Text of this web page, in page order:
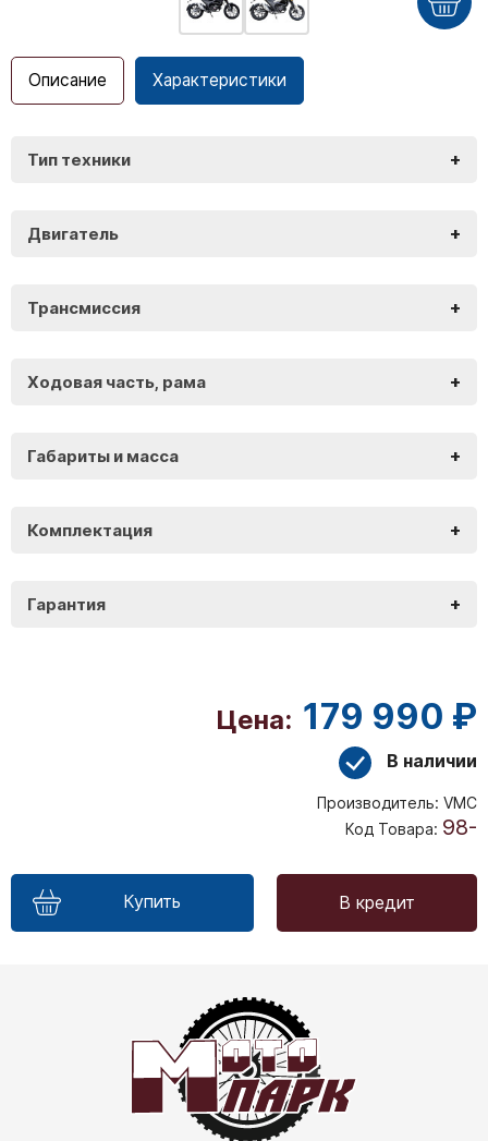
Описание Характеристики
Тип техники +
Двигатель +
Трансмиссия +
Ходовая часть, рама +
Габариты и масса +
Комплектация +
Гарантия +
Цена: 179 990 ₽
В наличии
Производитель: VMC
Код Товара: 98-
Купить В кредит